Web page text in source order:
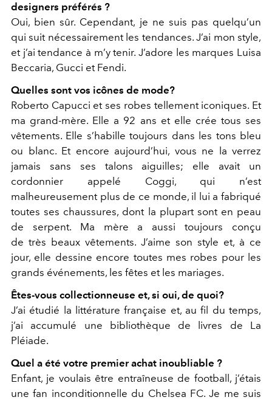
designers préférés ?
Oui, bien sûr. Cependant, je ne suis pas quelqu’un
qui suit nécessairement les tendances. J’ai mon style,
et j’ai tendance à m’y tenir. J’adore les marques Luisa
Beccaria, Gucci et Fendi.
Quelles sont vos icônes de mode?
Roberto Capucci et ses robes tellement iconiques. Et
ma grand-mère. Elle a 92 ans et elle crée tous ses
vêtements. Elle s’habille toujours dans les tons bleu
ou blanc. Et encore aujourd’hui, vous ne la verrez
jamais sans ses talons aiguilles; elle avait un
cordonnier appelé Coggi, qui n’est
malheureusement plus de ce monde, il lui a fabriqué
toutes ses chaussures, dont la plupart sont en peau
de serpent. Ma mère a aussi toujours conçu
de très beaux vêtements. J’aime son style et, à ce
jour, elle dessine encore toutes mes robes pour les
grands événements, les fêtes et les mariages.
Êtes-vous collectionneuse et, si oui, de quoi?
J’ai étudié la littérature française et, au fil du temps,
j’ai accumulé une bibliothèque de livres de La
Pléiade.
Quel a été votre premier achat inoubliable ?
Enfant, je voulais être entraîneuse de football, j’étais
une fan inconditionnelle du Chelsea FC. Je me suis